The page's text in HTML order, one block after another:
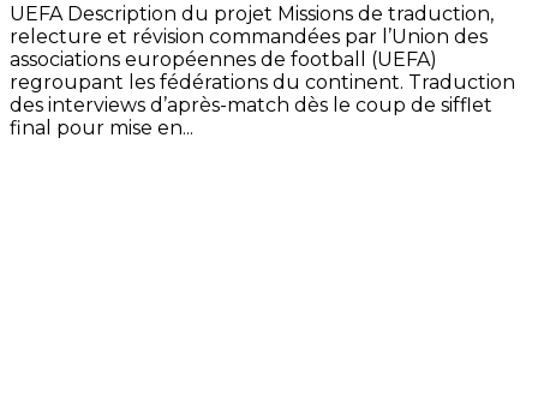
UEFA Description du projet Missions de traduction,
relecture et révision commandées par l’Union des
associations européennes de football (UEFA)
regroupant les fédérations du continent. Traduction
des interviews d’après-match dès le coup de sifflet
final pour mise en...